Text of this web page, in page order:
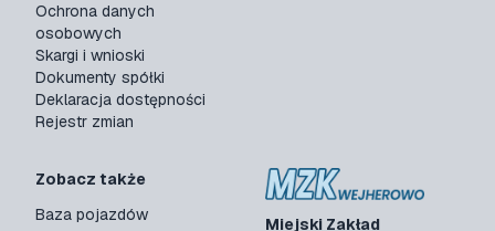
Miejski Zakład
Ochrona danych
osobowych
Skargi i wnioski
Dokumenty spółki
Deklaracja dostępności
Rejestr zmian
Zobacz także
Baza pojazdów